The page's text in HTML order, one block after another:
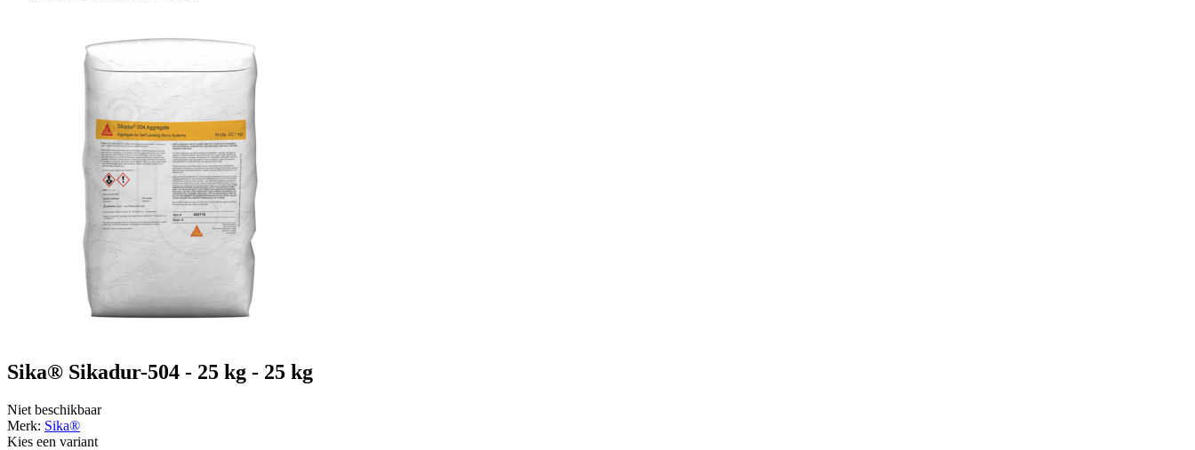
Sika® Sikadur-504 - 25 kg - 25 kg
Niet beschikbaar
Merk: Sika®
Kies een variant